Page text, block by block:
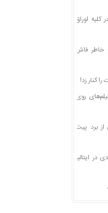
کلیه اوراق
خاطر فاش
کنار زد!
روی
از برد پیت
در ایتالیا